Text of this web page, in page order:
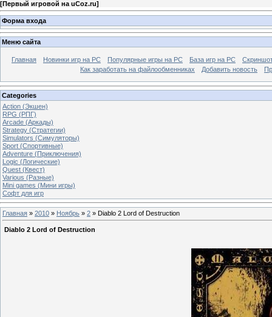
[Первый игровой на uCoz.ru]
Форма входа
Меню сайта
Главная Новинки игр на PC Популярные игры на PC База игр на РС
Как заработать на файлообменниках
Добавить новость
Categories
Action (Экшен)
RPG (РПГ)
Arcade (Аркады)
Strategy (Стратегии)
Simulators (Симуляторы)
Sport (Спортивные)
Adventure (Приключения)
Logic (Логические)
Quest (Квест)
Various (Разные)
Mini games (Мини игры)
Софт для игр
Главная » 2010 » Ноябрь » 2 » Diablo 2 Lord of Destruction
Diablo 2 Lord of Destruction